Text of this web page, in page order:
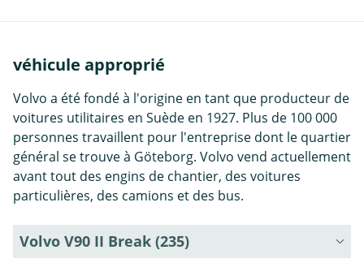
véhicule approprié
Volvo a été fondé à l'origine en tant que producteur de
voitures utilitaires en Suède en 1927. Plus de 100 000
personnes travaillent pour l'entreprise dont le quartier
général se trouve à Göteborg. Volvo vend actuellement
avant tout des engins de chantier, des voitures
particulières, des camions et des bus.
Volvo V90 II Break (235)